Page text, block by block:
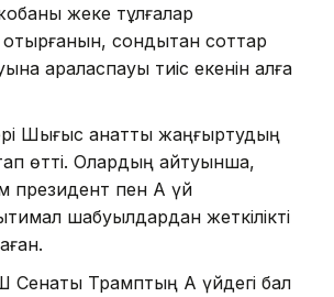
жеке тұлғалар
сондықтан соттар
араласпауы тиіс екенін алға
Шығыс қанатты жаңғыртудың
өтті. Олардың айтуынша,
президент пен Ақ үй
шабуылдардан жеткілікті
Сенаты Трамптың Ақ үйдегі бал